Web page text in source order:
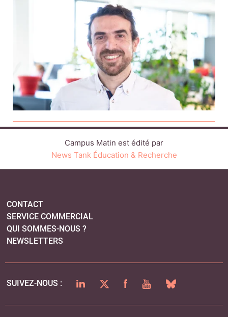
Campus Matin est édité par
News Tank Éducation & Recherche
CONTACT
SERVICE COMMERCIAL
QUI SOMMES-NOUS ?
NEWSLETTERS
SUIVEZ-NOUS : LINKEDINTWITTERFACEBOOKYOUTUBEBLUESKY